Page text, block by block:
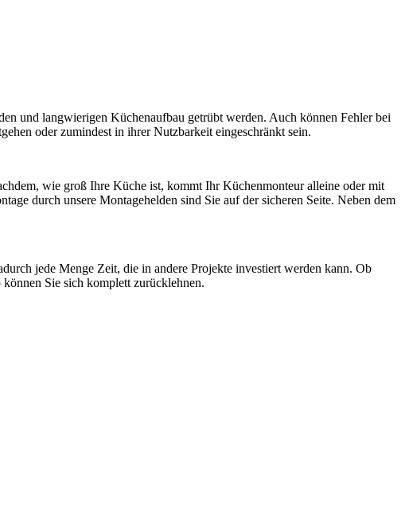
und langwierigen Küchenaufbau getrübt werden. Auch können Fehler bei
oder zumindest in ihrer Nutzbarkeit eingeschränkt sein.
wie groß Ihre Küche ist, kommt Ihr Küchenmonteur alleine oder mit
durch unsere Montagehelden sind Sie auf der sicheren Seite. Neben dem
jede Menge Zeit, die in andere Projekte investiert werden kann. Ob
können Sie sich komplett zurücklehnen.